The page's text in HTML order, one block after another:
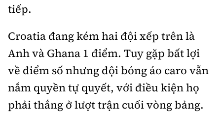
Giải trí - Thể thao
Tòa soạn: Số 2 Nguyễn Công Hoan, phường Giảng Võ,
Nguyễn Thị Hồng Nga
Phó Tổng biên tập:
Nguyễn Sơn Tùng,
Nguyễn Đức Thắng, La Đức Hùng
Hotline:
0901 514 799
Quảng cáo và Phát hành:
0915 057 282
tiếp.
Croatia đang kém hai đội xếp trên là
Anh và Ghana 1 điểm. Tuy gặp bất lợi
về điểm số nhưng đội bóng áo caro vẫn
nắm quyền tự quyết, với điều kiện họ
phải thắng ở lượt trận cuối vòng bảng.